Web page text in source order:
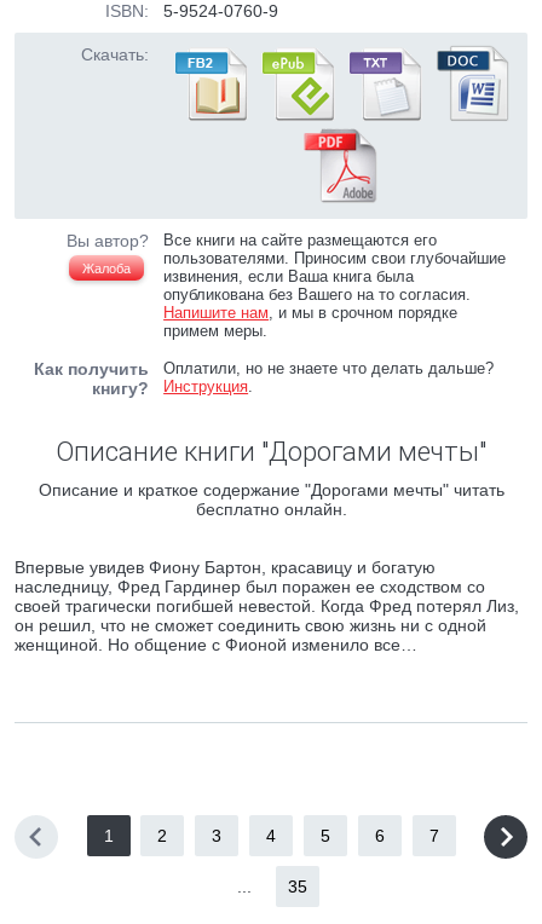
ISBN: 5-9524-0760-9
Скачать:
Вы автор?
Жалоба
Все книги на сайте размещаются его
пользователями. Приносим свои глубочайшие
извинения, если Ваша книга была
опубликована без Вашего на то согласия.
Напишите нам, и мы в срочном порядке
примем меры.
Как получить
книгу?
Оплатили, но не знаете что делать дальше?
Инструкция.
Описание книги "Дорогами мечты"
Описание и краткое содержание "Дорогами мечты" читать
бесплатно онлайн.
Впервые увидев Фиону Бартон, красавицу и богатую
наследницу, Фред Гардинер был поражен ее сходством со
своей трагически погибшей невестой. Когда Фред потерял Лиз,
он решил, что не сможет соединить свою жизнь ни с одной
женщиной. Но общение с Фионой изменило все…
1 2 3 4 5 6 7
35